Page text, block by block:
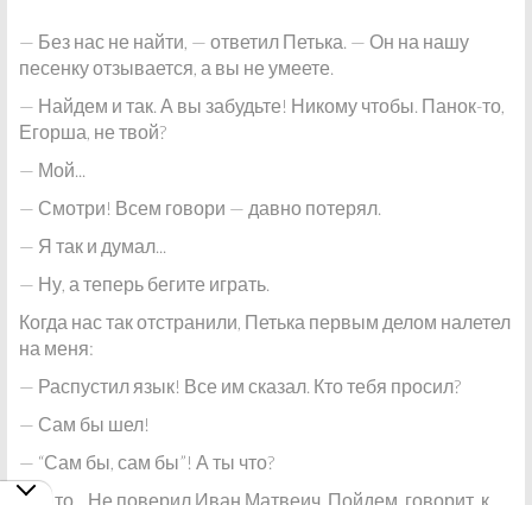
— Без нас не найти, — ответил Петька. — Он на нашу
песенку отзывается, а вы не умеете.
— Найдем и так. А вы забудьте! Никому чтобы. Панок-то,
Егорша, не твой?
— Мой...
— Смотри! Всем говори — давно потерял.
— Я так и думал...
— Ну, а теперь бегите играть.
Когда нас так отстранили, Петька первым делом налетел
на меня:
— Распустил язык! Все им сказал. Кто тебя просил?
— Сам бы шел!
— “Сам бы, сам бы”! А ты что?
— А то... Не поверил Иван Матвеич. Пойдем, говорит, к